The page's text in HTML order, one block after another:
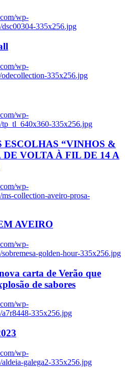
wp-
335x256.jpg
wp-
335x256.jpg
wp-
tp_tl_640x360-335x256.jpg
ESCOLHAS “VINHOS &
DE VOLTA À FIL DE 14 A
wp-
collection-aveiro-prosa-
AVEIRO
wp-
golden-hour-335x256.jpg
carta de Verão que
de sabores
wp-
335x256.jpg
wp-
galega2-335x256.jpg